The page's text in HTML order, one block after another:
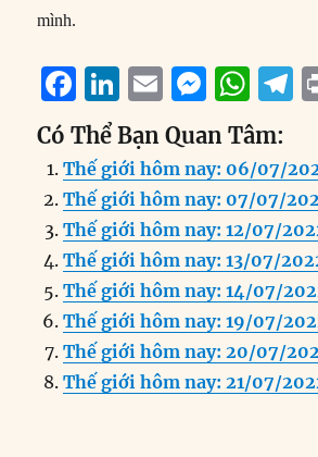
mình.
F
a
c
e
b
o
o
k
Li
n
k
e
d
I
n
E
m
ai
l
M
ss
e
n
g
er
W
h
at
s
A
p
p
T
e
g
r
a
Có Thể Bạn Quan Tâm:
Thế giới hôm nay: 06/07/
Thế giới hôm nay: 07/07/
Thế giới hôm nay: 12/07/
Thế giới hôm nay: 13/07/
Thế giới hôm nay: 14/07/
Thế giới hôm nay: 19/07/
Thế giới hôm nay: 20/07/
Thế giới hôm nay: 21/07/